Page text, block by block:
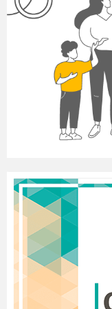
Укладачі: Л .О.
виховання
методист.